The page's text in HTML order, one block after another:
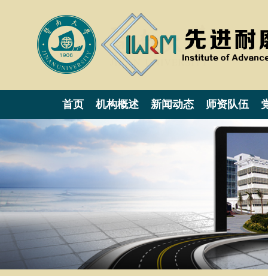
首页 机构概述 新闻动态 师资队伍